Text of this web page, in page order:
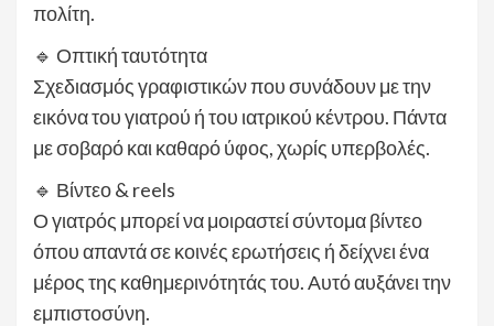
πολίτη.
🔹 Οπτική ταυτότητα
Σχεδιασμός γραφιστικών που συνάδουν με την
εικόνα του γιατρού ή του ιατρικού κέντρου. Πάντα
με σοβαρό και καθαρό ύφος, χωρίς υπερβολές.
🔹 Βίντεο & reels
Ο γιατρός μπορεί να μοιραστεί σύντομα βίντεο
όπου απαντά σε κοινές ερωτήσεις ή δείχνει ένα
μέρος της καθημερινότητάς του. Αυτό αυξάνει την
εμπιστοσύνη.